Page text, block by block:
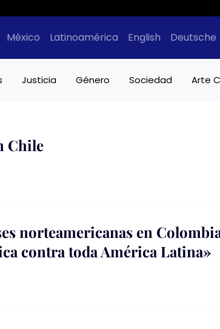
México Latinoamérica English Deutsche
Justicia Género Sociedad Arte
Chile
norteamericanas en
contra toda América Latina»